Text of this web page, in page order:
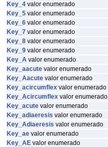
Key_4 valor enumerado
Key_5 valor enumerado
Key_6 valor enumerado
Key_7 valor enumerado
Key_8 valor enumerado
Key_9 valor enumerado
Key_A valor enumerado
Key_aacute valor enumerado
Key_Aacute valor enumerado
Key_acircumflex valor enumerado
Key_Acircumflex valor enumerado
Key_acute valor enumerado
Key_adiaeresis valor enumerado
Key_Adiaeresis valor enumerado
Key_ae valor enumerado
Key_AE valor enumerado